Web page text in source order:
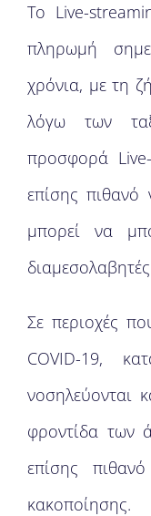
Το Live-
πληρωμή
χρόνια, με τη
λόγω των
προσφορά
επίσης
μπορεί να
Σε περιοχές
COVID-19,
νοσηλεύονται
φροντίδα των
επίσης
κακοποίησης.